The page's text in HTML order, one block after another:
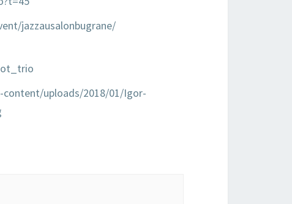
jazzausalonbugrane/
uploads/2018/01/Igor-